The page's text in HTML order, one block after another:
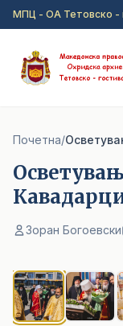
Прејди на главна
МПЦ - ОА Тетовско -
Почетна/
Зоран Богоевски